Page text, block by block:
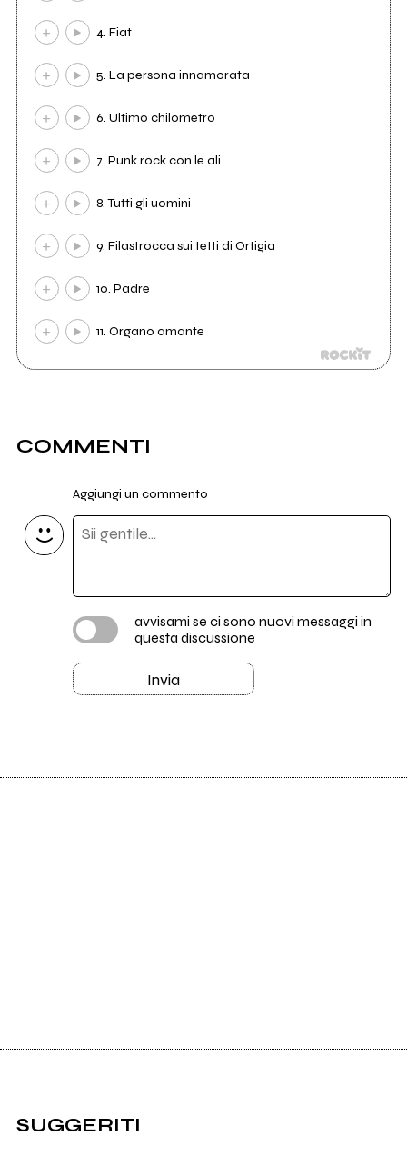
4. Fiat
5. La persona innamorata
6. Ultimo chilometro
7. Punk rock con le ali
8. Tutti gli uomini
9. Filastrocca sui tetti di Ortigia
10. Padre
11. Organo amante
COMMENTI
Aggiungi un commento
avvisami se ci sono nuovi messaggi in
questa discussione
Invia
SUGGERITI